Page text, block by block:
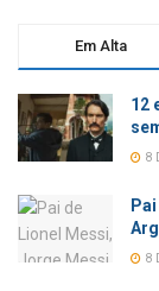
Em Alta
12
8
8